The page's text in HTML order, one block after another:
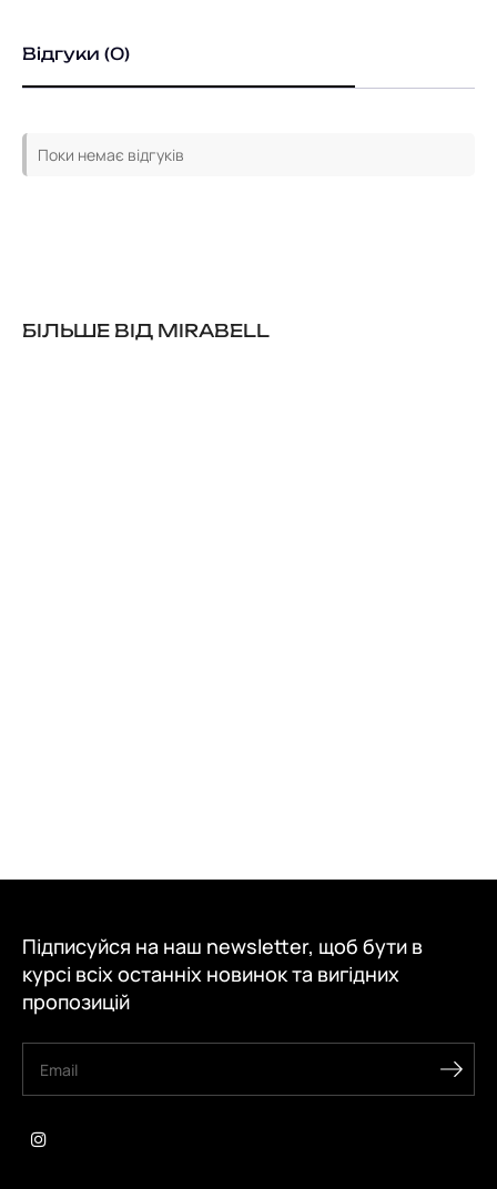
Відгуки (0)
Поки немає відгуків
БІЛЬШЕ ВІД MIRABELL
Підписуйся на наш newsletter, щоб бути в
курсі всіх останніх новинок та вигідних
пропозицій